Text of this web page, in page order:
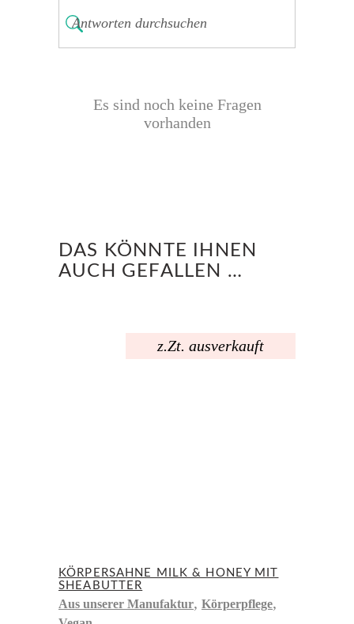
Es sind noch keine Fragen
vorhanden
DAS KÖNNTE IHNEN
AUCH GEFALLEN …
z.Zt. ausverkauft
KÖRPERSAHNE MILK & HONEY MIT
SHEABUTTER
Aus unserer Manufaktur, Körperpflege,